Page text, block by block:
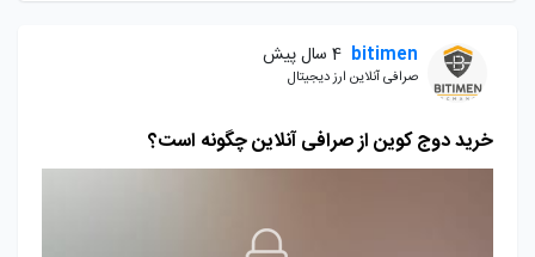
bitimen 4 سال پیش
صرافی آنلاین ارز دیجیتال
خرید دوج کوین از صرافی آنلاین چگونه است؟